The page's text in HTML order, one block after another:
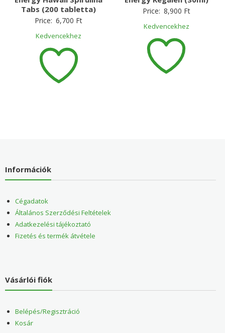
Tabs (200 tabletta)
Price: 6,700 Ft
Kedvencekhez
Price: 8,900 Ft
Kedvencekhez
Információk
Cégadatok
Általános Szerződési Feltételek
Adatkezelési tájékoztató
Fizetés és termék átvétele
Vásárlói fiók
Belépés/Regisztráció
Kosár